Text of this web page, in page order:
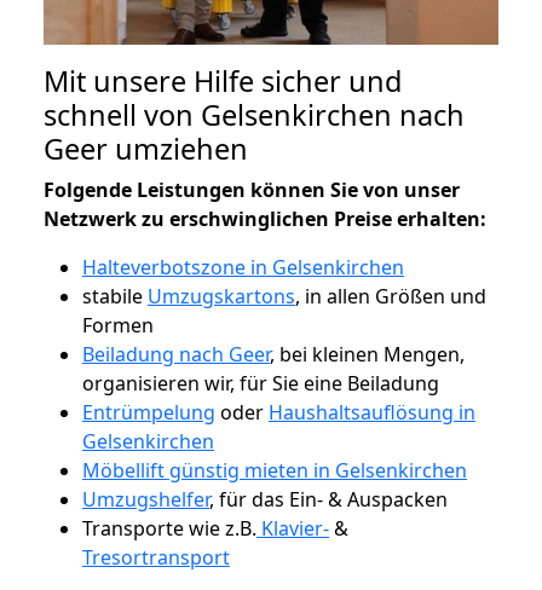
Mit unsere Hilfe sicher und
schnell von Gelsenkirchen nach
Geer umziehen
Folgende Leistungen können Sie von unser
Netzwerk zu erschwinglichen Preise erhalten:
Halteverbotszone in Gelsenkirchen
stabile Umzugskartons, in allen Größen und
Formen
Beiladung nach Geer, bei kleinen Mengen,
organisieren wir, für Sie eine Beiladung
Entrümpelung oder Haushaltsauflösung in
Gelsenkirchen
Möbellift günstig mieten in Gelsenkirchen
Umzugshelfer, für das Ein- & Auspacken
Transporte wie z.B. Klavier-&
Tresortransport